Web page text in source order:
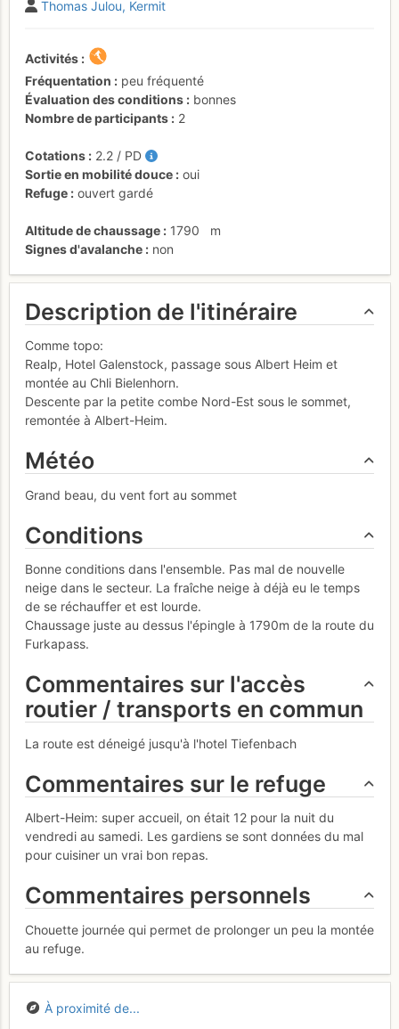
Thomas Julou Kermit
Activités
Fréquentation
peu fréquenté
Évaluation des conditions
bonnes
Nombre de participants
2
Cotations 2.2 / PD
Sortie en mobilité douce
oui
Refuge
ouvert gardé
Altitude de chaussage 1790
m
Signes d'avalanche
non
Description de l'itinéraire
Comme topo:
Realp, Hotel Galenstock, passage sous Albert Heim et
montée au Chli Bielenhorn.
Descente par la petite combe Nord-Est sous le sommet,
remontée à Albert-Heim.
Météo
Grand beau, du vent fort au sommet
Conditions
Bonne conditions dans l'ensemble. Pas mal de nouvelle
neige dans le secteur. La fraîche neige à déjà eu le temps
de se réchauffer et est lourde.
Chaussage juste au dessus l'épingle à 1790m de la route du
Furkapass.
Commentaires sur l'accès
routier / transports en commun
La route est déneigé jusqu'à l'hotel Tiefenbach
Commentaires sur le refuge
Albert-Heim: super accueil, on était 12 pour la nuit du
vendredi au samedi. Les gardiens se sont données du mal
pour cuisiner un vrai bon repas.
Commentaires personnels
Chouette journée qui permet de prolonger un peu la montée
au refuge.
À proximité de...